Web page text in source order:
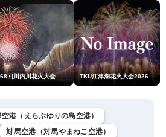
回川内川花火大会 TKU江津湖花火大会2026
港（えらぶゆりの島空港）
対馬空港（対馬やまねこ空港）